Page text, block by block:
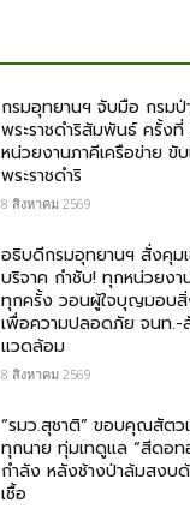
กรมอุทยานฯ จับมือ กรมป่
พระราชดำริสัมพันธ์ ครั้ง
หน่วยงานภาคีเครือข่าย ขั
พระราชดำริ
8 สิงหาคม 2569
อธิบดีกรมอุทยานฯ สั่งคุม
บริจาค​ กำชับ! ทุกหน่วยง
ทุกครั้ง วอนผู้ใจบุญมอบสิ่
เพื่อความปลอดภัย​ จนท.-
แวดล้อม
8 สิงหาคม 2569
“รมว.สุชาติ” ขอบคุณสัตว
ทุกนาย ทุ่มเทดูแล “สีดอ
กำลัง หลังช้างป่าล้มสงบ
เชื้อ